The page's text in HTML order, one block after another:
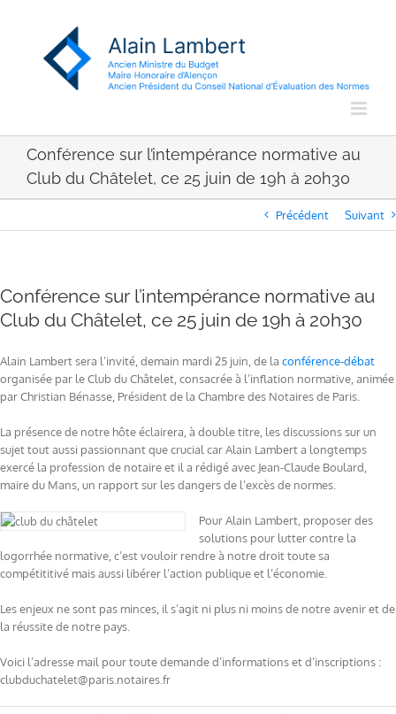
Conférence sur l’intempérance normative au
Club du Châtelet, ce 25 juin de 19h à 20h30
Précédent Suivant
Conférence sur l’intempérance normative au
Club du Châtelet, ce 25 juin de 19h à 20h30
Alain Lambert sera l’invité, demain mardi 25 juin, de la conférence-débat
organisée par le Club du Châtelet, consacrée à l’inflation normative, animée
par Christian Bénasse, Président de la Chambre des Notaires de Paris.
La présence de notre hôte éclairera, à double titre, les discussions sur un
sujet tout aussi passionnant que crucial car Alain Lambert a longtemps
exercé la profession de notaire et il a rédigé avec Jean-Claude Boulard,
maire du Mans, un rapport sur les dangers de l’excès de normes.
Pour Alain Lambert, proposer des
solutions pour lutter contre la
logorrhée normative, c’est vouloir rendre à notre droit toute sa
compétititivé mais aussi libérer l’action publique et l’économie.
Les enjeux ne sont pas minces, il s’agit ni plus ni moins de notre avenir et de
la réussite de notre pays.
Voici l’adresse mail pour toute demande d’informations et d’inscriptions :
clubduchatelet@paris.notaires.fr